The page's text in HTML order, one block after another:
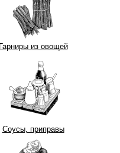
Гарниры из овощей
Соусы, приправы